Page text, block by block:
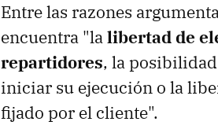
Entre las razones
encuentra "lalibertad de
repartidores, la
iniciar su ejecución o la
fijado por el cliente".